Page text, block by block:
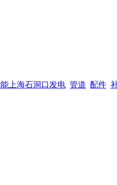
上海石洞口发电 管道 配件